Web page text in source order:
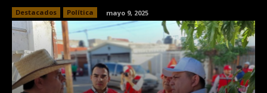
Destacados Política mayo 9, 2025